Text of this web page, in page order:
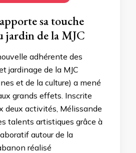
sa touche
jardin de la MJC
adhérente des
jardinage de la MJC
et de la culture) a mené
grands effets. Inscrite
deux activités, Mélissande
talents artistiques grâce à
autour de la
réalisé